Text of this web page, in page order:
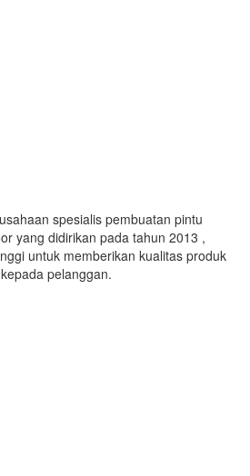
spesialis pembuatan pintu
yang didirikan pada tahun 2013 ,
untuk memberikan kualitas produk
pelanggan.